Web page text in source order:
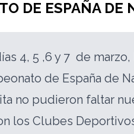
DE ESPAÑA DE
4, 5 ,6 y 7 de
de España de
no pudieron faltar
los Clubes